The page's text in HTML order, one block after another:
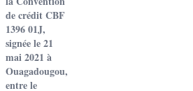
de crédit CBF
1396 01J,
signée le 21
mai 2021 à
Ouagadougou,
entre le